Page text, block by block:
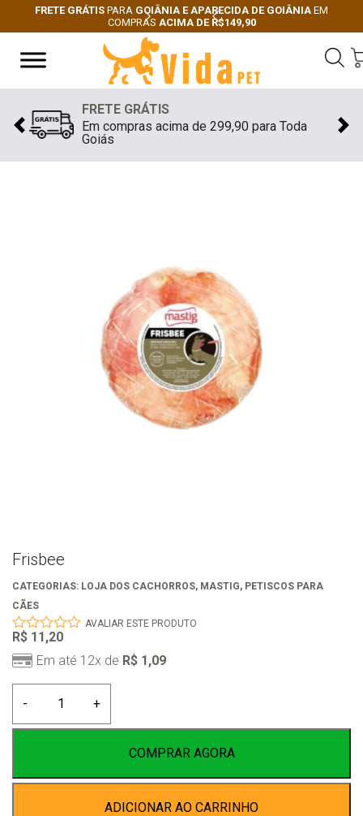
FRETE GRÁTIS PARA GOIÂNIA E APARECIDA DE GOIÂNIA EM
COMPRAS ACIMA DE R$149,90
Previous
Next
FRETE GRÁTIS
Em compras acima de 299,90 para Toda
Goiás
Previous
Frisbee
CATEGORIAS: LOJA DOS CACHORROS, MASTIG, PETISCOS PARA
CÃES
0
out
of
AVALIAR ESTE PRODUTO
R$ 11,20
Em até 12x de R$ 1,09
-
quantidade
+
COMPRAR AGORA
ADICIONAR AO CARRINHO